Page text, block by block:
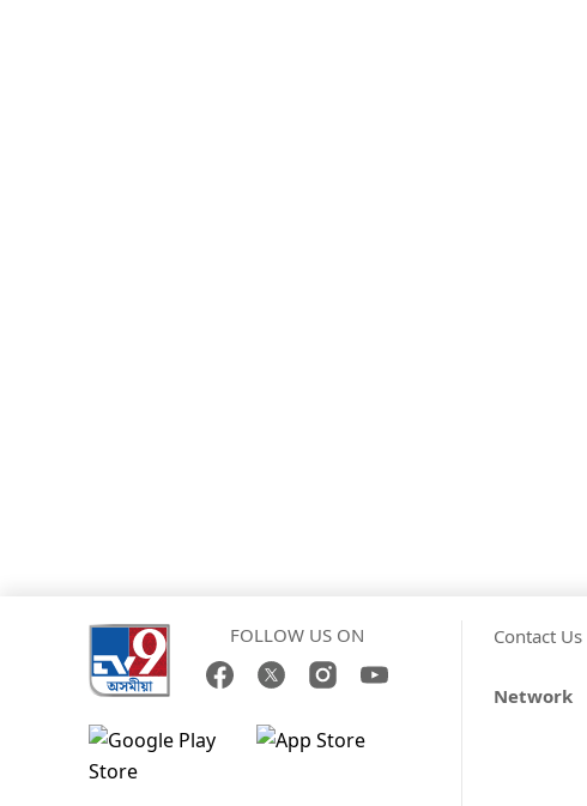
FOLLOW US ON Contact Us
Network